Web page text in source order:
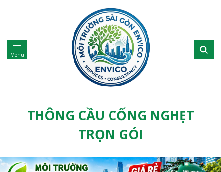
Menu
THÔNG CẦU CỐNG NGHẸT
TRỌN GÓI